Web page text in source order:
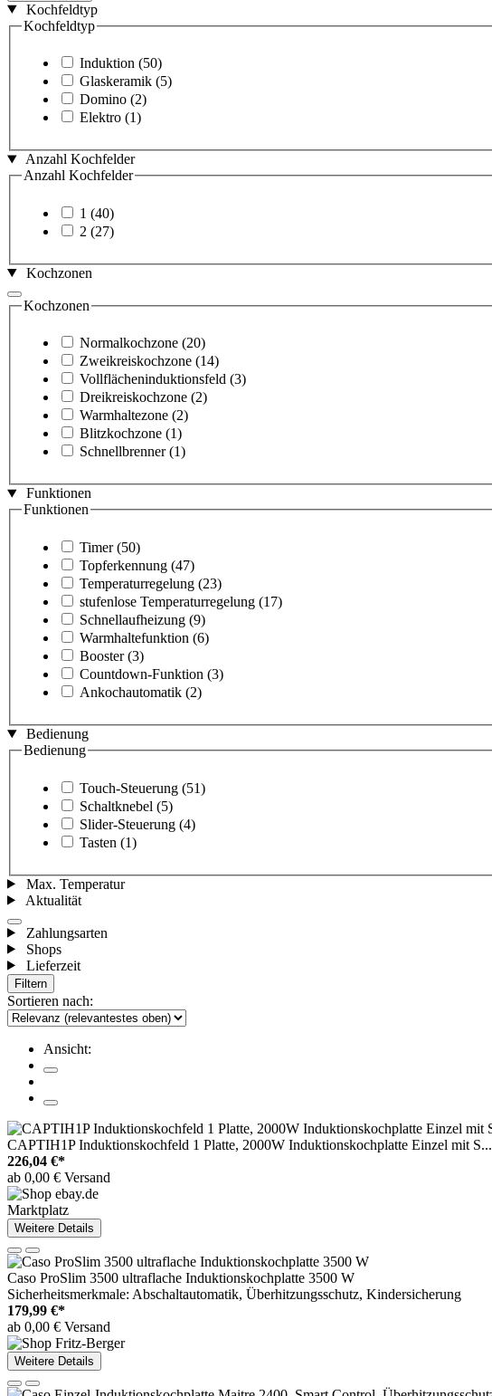
Kochfeldtyp
Kochfeldtyp
Induktion (50)
Glaskeramik (5)
Domino (2)
Elektro (1)
Anzahl Kochfelder
Anzahl Kochfelder
1 (40)
2 (27)
Kochzonen
Kochzonen
Normalkochzone (20)
Zweikreiskochzone (14)
Vollflächeninduktionsfeld (3)
Dreikreiskochzone (2)
Warmhaltezone (2)
Blitzkochzone (1)
Schnellbrenner (1)
Funktionen
Funktionen
Timer (50)
Topferkennung (47)
Temperaturregelung (23)
stufenlose Temperaturregelung (17)
Schnellaufheizung (9)
Warmhaltefunktion (6)
Booster (3)
Countdown-Funktion (3)
Ankochautomatik (2)
Bedienung
Bedienung
Touch-Steuerung (51)
Schaltknebel (5)
Slider-Steuerung (4)
Tasten (1)
Max. Temperatur
Aktualität
Zahlungsarten
Shops
Lieferzeit
Filtern
Sortieren nach:
Ansicht:
CAPTIH1P Induktionskochfeld 1 Platte, 2000W Induktionskochplatte Einzel mit S...
226,04 €*
ab 0,00 € Versand
Marktplatz
Weitere Details
Caso ProSlim 3500 ultraflache Induktionskochplatte 3500 W
Sicherheitsmerkmale: Abschaltautomatik, Überhitzungsschutz, Kindersicherung
179,99 €*
ab 0,00 € Versand
Weitere Details